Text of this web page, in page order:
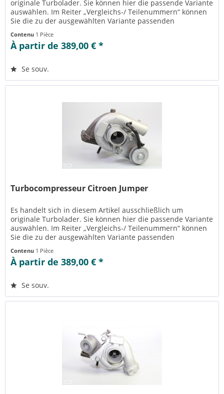
originale Turbolader. Sie können hier die passende Variante
auswählen. Im Reiter „Vergleichs-/ Teilenummern“ können
Sie die zu der ausgewählten Variante passenden
Teilenummern einsehen....
Contenu 1 Pièce
À partir de 389,00 € *
Se souv.
Turbocompresseur Citroen Jumper
Es handelt sich in diesem Artikel ausschließlich um
originale Turbolader. Sie können hier die passende Variante
auswählen. Im Reiter „Vergleichs-/ Teilenummern“ können
Sie die zu der ausgewählten Variante passenden
Contenu 1 Pièce
À partir de 389,00 € *
Se souv.